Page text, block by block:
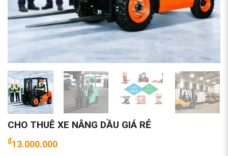
CHO THUÊ XE NÂNG DẦU GIÁ RẺ
₫13.000.000